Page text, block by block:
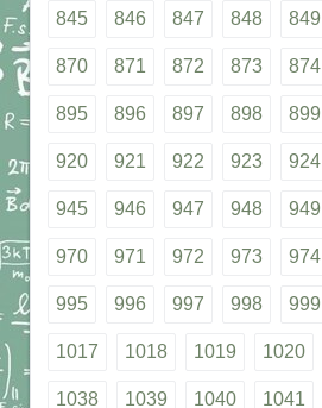
845 846 847 848 849
870 871 872 873 874
895 896 897 898 899
920 921 922 923 924
945 946 947 948 949
970 971 972 973 974
995 996 997 998 999
1017 1018 1019 1020
1038 1039 1040 1041